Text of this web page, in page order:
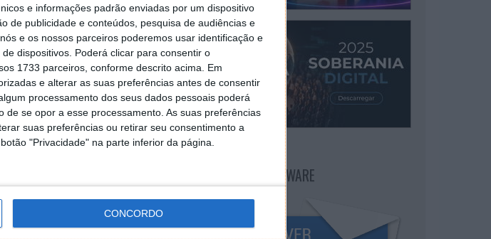
e informações padrão enviadas por um dispositivo
de publicidade e conteúdos, pesquisa de audiências e
e os nossos parceiros poderemos usar identificação e
dispositivos. Poderá clicar para consentir o
1733 parceiros, conforme descrito acima. Em
e alterar as suas preferências antes de consentir
processamento dos seus dados pessoais poderá
se opor a esse processamento. As suas preferências
suas preferências ou retirar seu consentimento a
"Privacidade" na parte inferior da página.
CONCORDO
NEWSLETTER PPLWARE